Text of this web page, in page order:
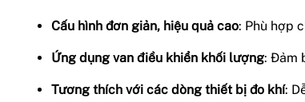
Cấu hình đơn giản, hiệu quả cao: Phù hợp
Ứng dụng van điều khiển khối lượng: Đảm
Tương thích với các dòng thiết bị đo khí: